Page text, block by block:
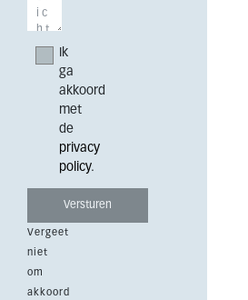
Ik
ga
akkoord
met
de
privacy
policy.
Vergeet
niet
om
akkoord